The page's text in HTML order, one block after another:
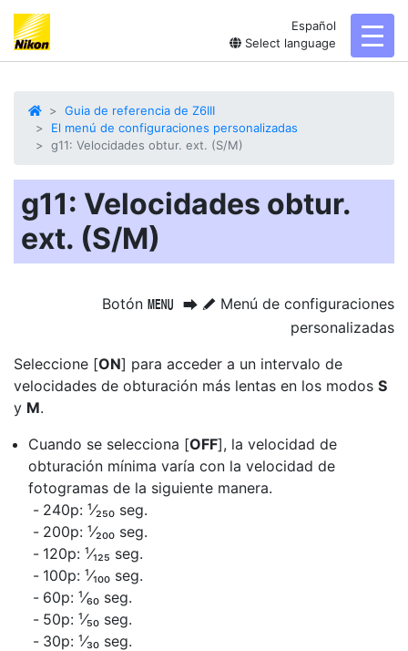
Español
Select language
Guia de referencia de Z6III
El menú de configuraciones personalizadas
g11: Velocidades obtur. ext. (S/M)
g11: Velocidades obtur.
ext. (S/M)
Botón G U A Menú de configuraciones
personalizadas
Seleccione [ON] para acceder a un intervalo de
velocidades de obturación más lentas en los modos S
y M.
Cuando se selecciona [OFF], la velocidad de
obturación mínima varía con la velocidad de
fotogramas de la siguiente manera.
240p: ¹⁄₂₅₀ seg.
200p: ¹⁄₂₀₀ seg.
120p: ¹⁄₁₂₅ seg.
100p: ¹⁄₁₀₀ seg.
60p: ¹⁄₆₀ seg.
50p: ¹⁄₅₀ seg.
30p: ¹⁄₃₀ seg.